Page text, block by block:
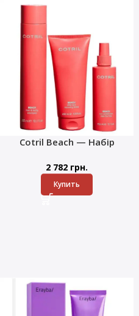
Cotril Beach — Набір
2 782 грн.
Купить